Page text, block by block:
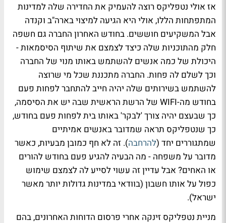
אז אולי נטפליקס רוצה להעמיק את החדירה שלה למדינות
המתפתחות הללו, אולי היא הגיעה למיצוי בארה"ב וקנדה
אבל המשקיעים חוששים. בחודש האחרון החברה גם חשפה
חלק מהתוכניות שלה כיצד לצמצם את שיתוף הסיסמאות -
היכולת של כמה אנשים להשתמש באותו מנוי של החברה
וכך לשלם לה פחות. החברה מתכננת שכל מי שרוצה
להשתמש בשירותים שלה יהיה חייב להתחבר לפחות פעם
בחודש מה-WIFI של הרשת הראשית שבה יש את הסיסמה,
כך שבעצם יהיה צורך 'לבקר' באותו בית לפחות פעם בחודש,
כך שנטפליקס תראה שמדובר באנשים אמיתיים
שמתגוררים יחד (להרחבה). זה לא חף כמובן מבעיות, כאשר
מדובר על משפחה - מה הבעיה להגיע פעם בחודש להורים
או האחים? אבל עדיין זה עשוי לסייע לה לצמצם שימוש
כפול על אותו חשבון (בוודאי במדינות גדולות יותר מאשר
ישראל).
מניית נטפליקס זינקה אחרי פרסום הדוחות האחרונים, בהם